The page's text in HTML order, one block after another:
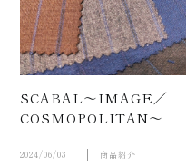
SCABAL～IMAGE／
COSMOPOLITAN～
2024/06/03 商品紹介